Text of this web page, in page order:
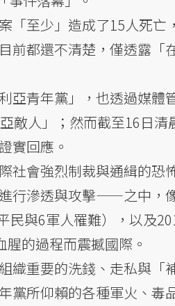
「至少」造成了15人死亡
前都還不清楚，僅透露「
亞青年黨」，也透過媒體
敵人」；然而截至16日清
實回應。
社會強烈制裁與通緝的恐
行滲透與攻擊——之中，
民與6軍人罹難），以及
的過程而震撼國際。
織重要的洗錢、走私與「
黨所仰賴的各種軍火、毒